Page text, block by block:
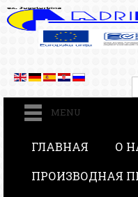
MENU
ГЛАВНАЯ
О
ПРОИЗВОДНАЯ